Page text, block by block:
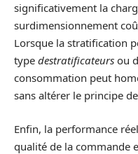
significativement la
surdimensionnement
Lorsque la stratification
type destratificateurs ou
consommation peut
sans altérer le principe
Enfin, la performance
qualité de la commande